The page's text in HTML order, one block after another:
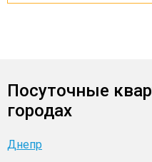
Посуточные
городах
Днепр